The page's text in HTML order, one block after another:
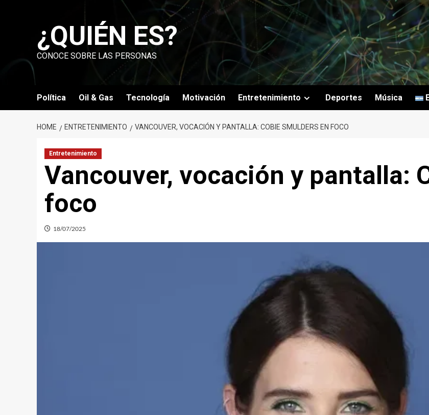
¿QUIÉN ES?
CONOCE SOBRE LAS PERSONAS
Política Oil & Gas Tecnología Motivación Entretenimiento Deportes Música
HOME ENTRETENIMIENTO VANCOUVER, VOCACIÓN Y PANTALLA: COBIE SMULDERS EN FOCO
Entretenimiento
Vancouver, vocación y pantalla:
foco
18/07/2025